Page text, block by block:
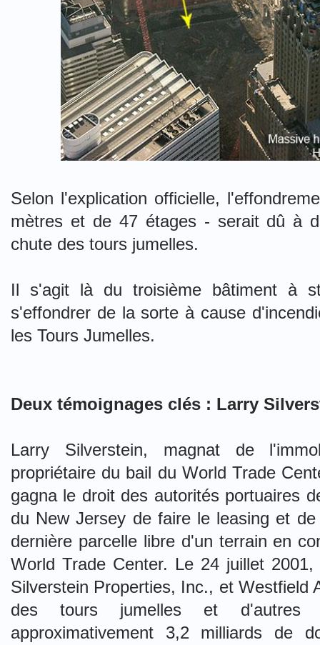
Selon l'explication officielle,
mètres et de 47 étages - serait dû à
chute des tours jumelles.
Il s'agit là du troisième bâtiment à
s'effondrer de la sorte à cause
les Tours Jumelles.
Deux témoignages clés : Larry
Larry Silverstein, magnat de
propriétaire du bail du World Trade
gagna le droit des autorités portuaires
du New Jersey de faire le leasing et de
dernière parcelle libre d'un terrain en
World Trade Center. Le 24 juillet
Silverstein Properties, Inc., et Westfield
des tours jumelles et d'autres
approximativement 3,2 milliards de